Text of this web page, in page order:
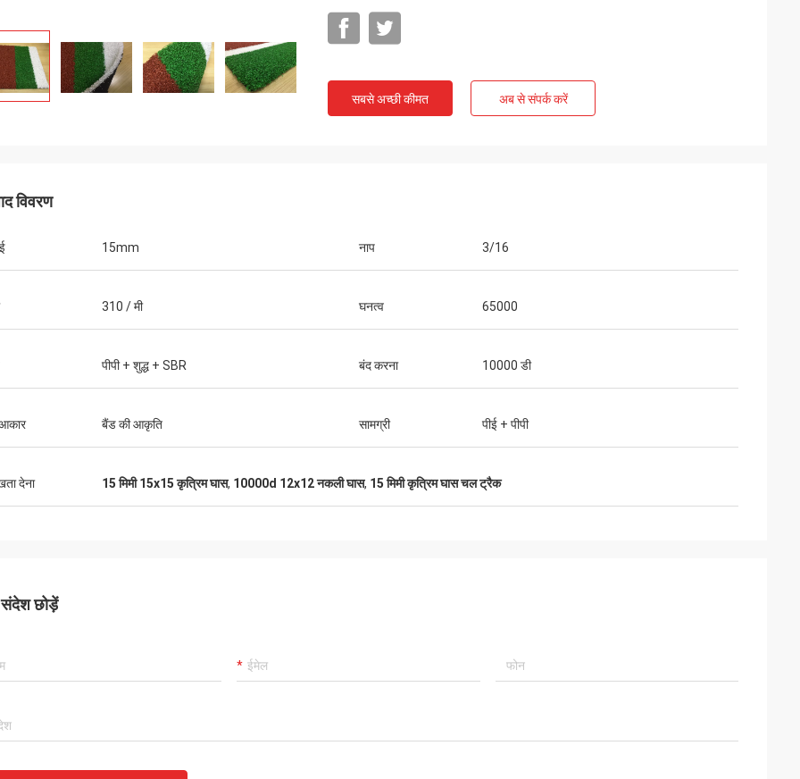
उसे स्वीकार करना
सबसे अच्छी कीमत अब से संपर्क करें
विवरण
15mm नाप 3/16
310 / मी घनत्व 65000
पीपी + शुद्ध + SBR बंद करना 10000 डी
आकार बैंड की आकृति सामग्री पीई + पीपी
देना 15 मिमी 15x15 कृत्रिम घास, 10000d 12x12 नकली घास, 15 मिमी कृत्रिम घास चल ट्रैक
छोड़ें